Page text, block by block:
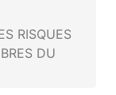
RISQUES
DU